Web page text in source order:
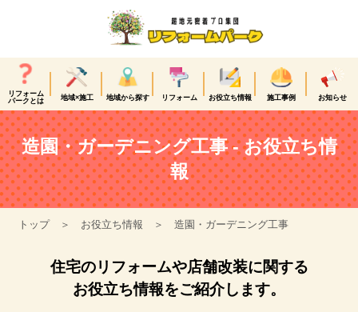
リフォーム
パークとは
地域×施工 地域から探す リフォーム お役立ち情報 施工事例 お知らせ
造園・ガーデニング工事 - お役立ち情
報
トップ お役立ち情報 造園・ガーデニング工事
住宅のリフォームや店舗改装に関する
お役立ち情報をご紹介します。